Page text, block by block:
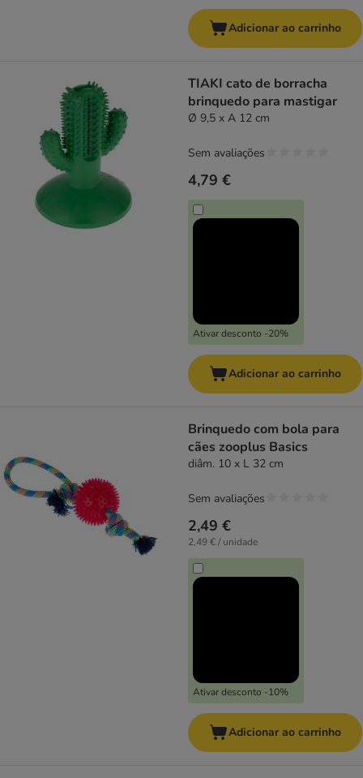
Adicionar ao carrinho
TIAKI cato de borracha
brinquedo para mastigar
Ø 9,5 x A 12 cm
4,79 €
Ativar desconto -20%
Sem avaliações
Adicionar ao carrinho
Brinquedo com bola para
cães zooplus Basics
diâm. 10 x L 32 cm
2,49 €
2,49 € / unidade
Ativar desconto -10%
Sem avaliações
Adicionar ao carrinho